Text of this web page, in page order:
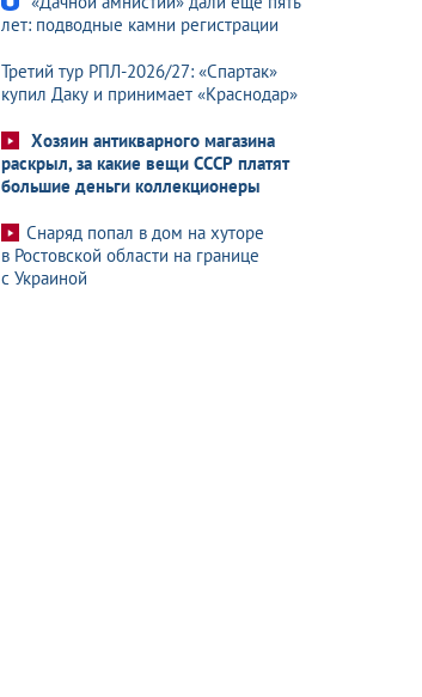
лет: подводные камни регистрации
Третий тур РПЛ-2026/27: «Спартак»
купил Даку и принимает «Краснодар»
Хозяин антикварного магазина
раскрыл, за какие вещи СССР платят
большие деньги коллекционеры
Снаряд попал в дом на хуторе
в Ростовской области на границе
с Украиной